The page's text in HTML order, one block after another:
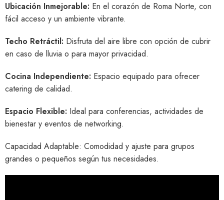
Ubicación Inmejorable: En el corazón de Roma Norte, con
fácil acceso y un ambiente vibrante.
Techo Retráctil: Disfruta del aire libre con opción de cubrir
en caso de lluvia o para mayor privacidad.
Cocina Independiente: Espacio equipado para ofrecer
catering de calidad.
Espacio Flexible: Ideal para conferencias, actividades de
bienestar y eventos de networking.
Capacidad Adaptable: Comodidad y ajuste para grupos
grandes o pequeños según tus necesidades.